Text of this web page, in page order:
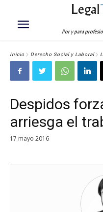
Legal
Por y para
Inicio Derecho Social y Laboral
Despidos
arriesga el
17 mayo 2016